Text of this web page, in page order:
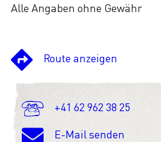
Route anzeigen
+41 62 962 38 25
E-Mail senden
Alle Angaben ohne Gewähr